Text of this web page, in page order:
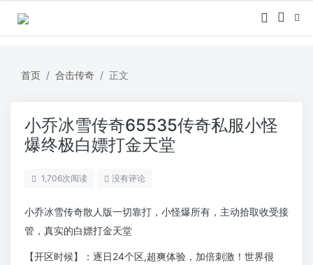
首页 合击传奇 正文
小乔冰雪传奇65535传奇私服小怪
爆终极白嫖打金天堂
1,706次阅读 没有评论
小乔冰雪传奇散人版一切靠打，小怪爆所有，主动拾取收受接
管，真实的白嫖打金天堂
【开区时候】：逐日24个区,超爽体验，加倍刺激！世界很